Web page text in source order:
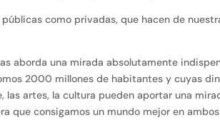
como privadas, que hacen de
aborda una mirada absolutamente
2000 millones de habitantes y cuyas
las artes, la cultura pueden aportar una
que consigamos un mundo mejor en